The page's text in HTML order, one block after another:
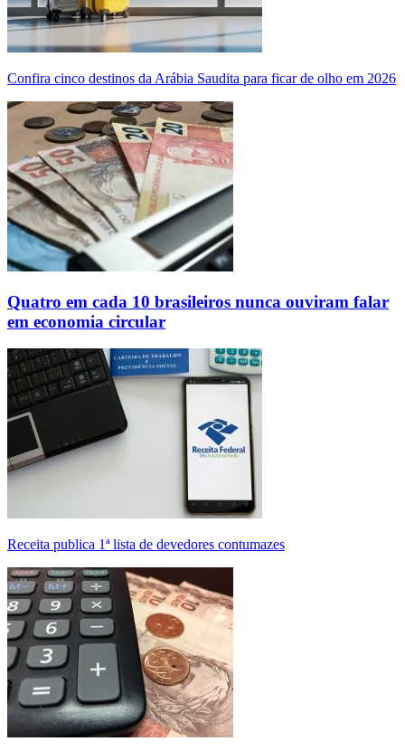
Confira cinco destinos da Arábia Saudita para ficar de olho em 2026
Quatro em cada 10 brasileiros nunca ouviram falar
em economia circular
Receita publica 1ª lista de devedores contumazes